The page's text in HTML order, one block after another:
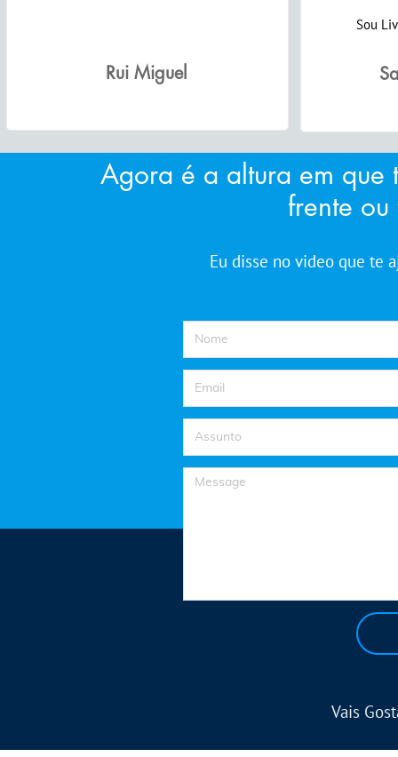
Agora é a altura em que
frente
Eu disse no video que te
Rui Miguel
Sou
Vais
Textarea